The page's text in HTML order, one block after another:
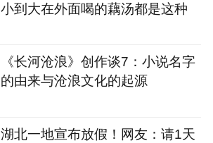
小到大在外面喝的藕汤都是这种
《长河沧浪》创作谈7：小说名字
的由来与沧浪文化的起源
湖北一地宣布放假！网友：请1天